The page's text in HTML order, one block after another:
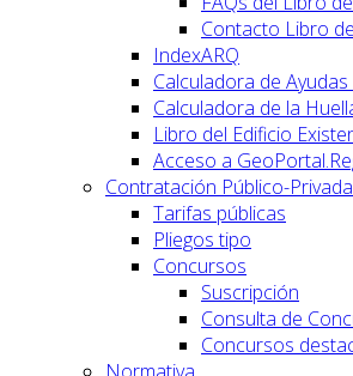
Contacto Libro
IndexARQ
Calculadora de
Calculadora de la
Libro del Edificio
Acceso a
Contratación Público-
Tarifas públicas
Pliegos tipo
Concursos
Suscripción
Consulta de
Concursos